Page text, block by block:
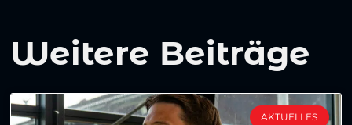
Weitere Beiträge
AKTUELLES